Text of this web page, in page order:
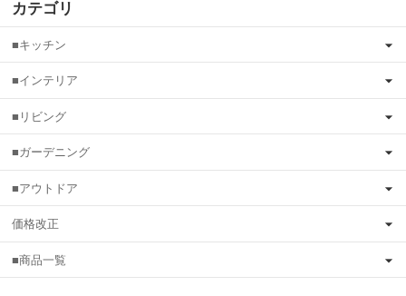
カテゴリ
■キッチン
■インテリア
■リビング
■ガーデニング
■アウトドア
価格改正
■商品一覧